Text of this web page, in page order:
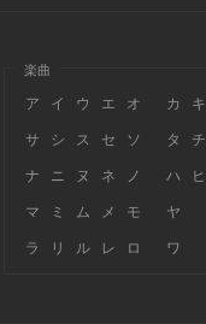
楽曲
ア イ ウ エ オ カ キ
サ シ ス セ ソ タ チ
ナ ニ ヌ ネ ノ ハ ヒ
マ ミ ム メ モ ヤ
ラ リ ル レ ロ ワ